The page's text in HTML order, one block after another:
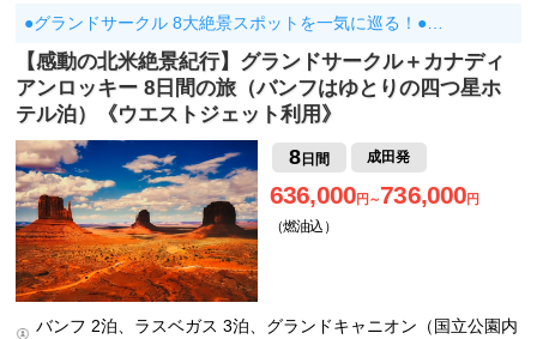
●グランドサークル 8大絶景スポットを一気に巡る！●…
【感動の北米絶景紀行】グランドサークル＋カナディ
アンロッキー 8日間の旅（バンフはゆとりの四つ星ホ
テル泊）《ウエストジェット利用》
8日間 成田発
636,000円～736,000円
（燃油込）
バンフ 2泊、ラスベガス 3泊、グランドキャニオン（国立公園内